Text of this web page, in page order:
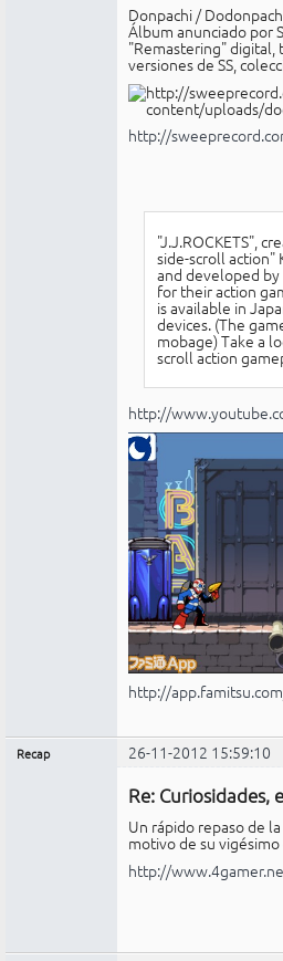
Donpachi /
Álbum anunciado por
"Remastering" digital,
versiones de SS,
http://
"J.J.ROCKETS",
side-scroll action"
and developed
for their action
is available in
devices. (The
mobage) Take a
scroll action
http://
http://
Recap 26-11-2012 15:59:10
Re: Curiosidades,
Un rápido repaso de
motivo de su
http://